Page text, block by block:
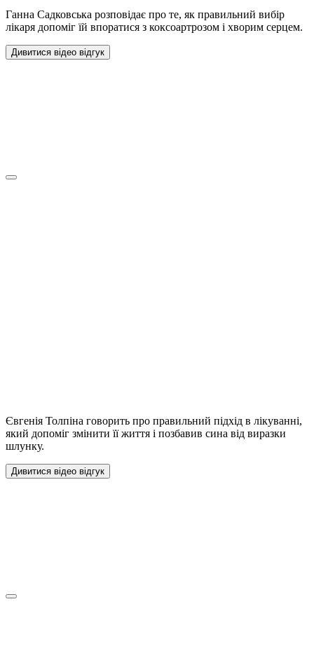
Ганна Садковська розповідає про те, як правильний вибір
лікаря допоміг їй впоратися з коксоартрозом і хворим серцем.
Дивитися відео відгук
Євгенія Толпіна говорить про правильний підхід в лікуванні,
який допоміг змінити її життя і позбавив сина від виразки
шлунку.
Дивитися відео відгук